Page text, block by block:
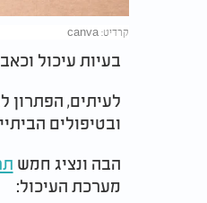
קרדיט: canva
בעיות עיכול
לעיתים, הפתרון
ובטיפולים
הבה ונציג חמש
מערכת העיכול: